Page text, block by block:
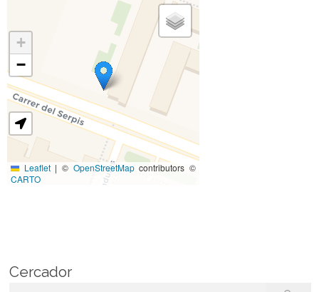
+
−
Leaflet | © OpenStreetMapcontributors ©
CARTO
Cercador